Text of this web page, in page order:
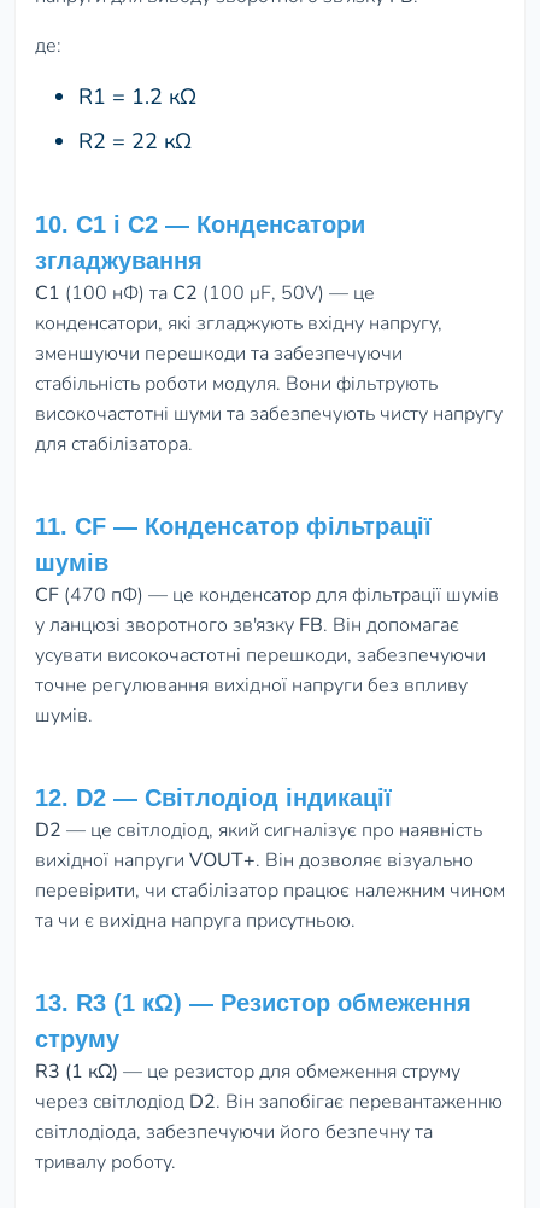
де:
R1 = 1.2 кΩ
R2 = 22 кΩ
10. C1 і C2 — Конденсатори
згладжування
C1 (100 нФ) та C2 (100 μF, 50V) — це
конденсатори, які згладжують вхідну напругу,
зменшуючи перешкоди та забезпечуючи
стабільність роботи модуля. Вони фільтрують
високочастотні шуми та забезпечують чисту напругу
для стабілізатора.
11. CF — Конденсатор фільтрації
шумів
CF (470 пФ) — це конденсатор для фільтрації шумів
у ланцюзі зворотного зв'язку FB. Він допомагає
усувати високочастотні перешкоди, забезпечуючи
точне регулювання вихідної напруги без впливу
шумів.
12. D2 — Світлодіод індикації
D2 — це світлодіод, який сигналізує про наявність
вихідної напруги VOUT+. Він дозволяє візуально
перевірити, чи стабілізатор працює належним чином
та чи є вихідна напруга присутньою.
13. R3 (1 кΩ) — Резистор обмеження
струму
R3 (1 кΩ) — це резистор для обмеження струму
через світлодіод D2. Він запобігає перевантаженню
світлодіода, забезпечуючи його безпечну та
тривалу роботу.